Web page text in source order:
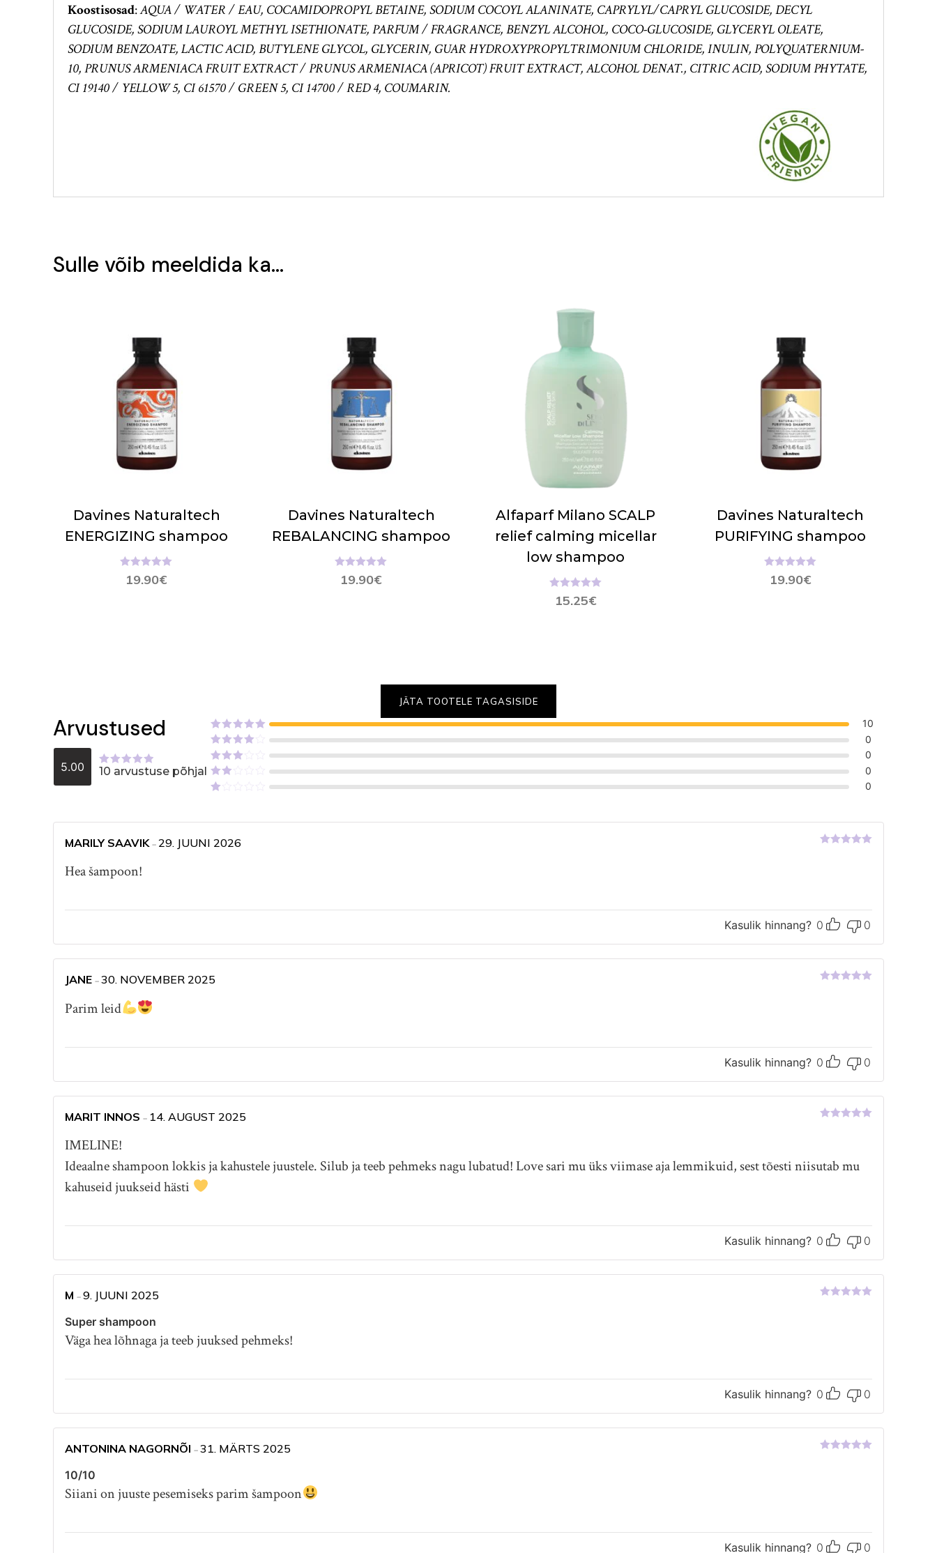
Koostisosad:AQUA / WATER / EAU, COCAMIDOPROPYL BETAINE, SODIUM COCOYL ALANINATE, CAPRYLYL/CAPRYL GLUCOSIDE, DECYL
GLUCOSIDE, SODIUM LAUROYL METHYL ISETHIONATE, PARFUM / FRAGRANCE, BENZYL ALCOHOL, COCO-GLUCOSIDE, GLYCERYL OLEATE,
SODIUM BENZOATE, LACTIC ACID, BUTYLENE GLYCOL, GLYCERIN, GUAR HYDROXYPROPYLTRIMONIUM CHLORIDE, INULIN, POLYQUATERNIUM-
10, PRUNUS ARMENIACA FRUIT EXTRACT / PRUNUS ARMENIACA (APRICOT) FRUIT EXTRACT, ALCOHOL DENAT., CITRIC ACID, SODIUM PHYTATE,
CI 19140 / YELLOW 5, CI 61570 / GREEN 5, CI 14700 / RED 4, COUMARIN.
Sulle võib meeldida ka…
Davines Naturaltech
ENERGIZING shampoo
19.90€
Hinnanguga
5.00/ 5
Davines Naturaltech
REBALANCING shampoo
19.90€
Hinnanguga
5.00/ 5
Alfaparf Milano SCALP
relief calming micellar
low shampoo
15.25€
Hinnanguga
5.00/ 5
Davines Naturaltech
PURIFYING shampoo
19.90€
Hinnanguga
5.00/ 5
JÄTA TOOTELE TAGASISIDE
Arvustused
5.00
Hinnanguga
10 arvustuse põhjal
Hinnanguga
10
Hinnanguga
/ 5
0
Hinnanguga
0
Hinnanguga
0
/
0
MARILY SAAVIK–29. JUUNI 2026
Hea šampoon!
Kasulik hinnang? 0 0
JANE–30. NOVEMBER 2025
Parim leid
Kasulik hinnang? 0 0
MARIT INNOS– 14. AUGUST 2025
IMELINE!
Ideaalne shampoon lokkis ja kahustele juustele. Silub ja teeb pehmeks nagu lubatud! Love sari mu üks viimase aja lemmikuid, sest tõesti niisutab mu
kahuseid juukseid hästi
Kasulik hinnang? 0 0
M–9. JUUNI 2025
Super shampoon
Väga hea lõhnaga ja teeb juuksed pehmeks!
Kasulik hinnang? 0 0
ANTONINA NAGORNÕI–31. MÄRTS 2025
10/10
Siiani on juuste pesemiseks parim šampoon
Kasulik hinnang? 0 0